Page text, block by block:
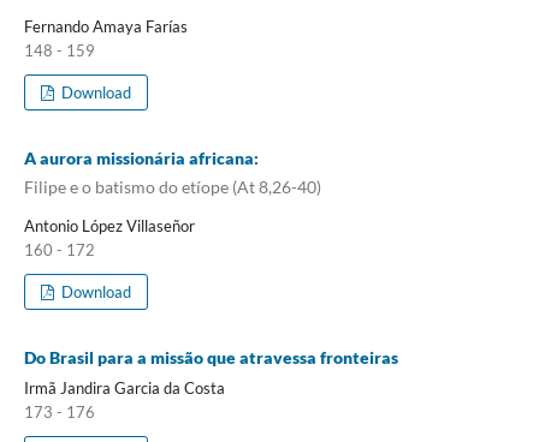
Fernando Amaya Farías
148 - 159
Download
A aurora missionária africana:
Filipe e o batismo do etíope (At 8,26-40)
Antonio López Villaseñor
160 - 172
Download
Do Brasil para a missão que atravessa fronteiras
Irmã Jandira Garcia da Costa
173 - 176